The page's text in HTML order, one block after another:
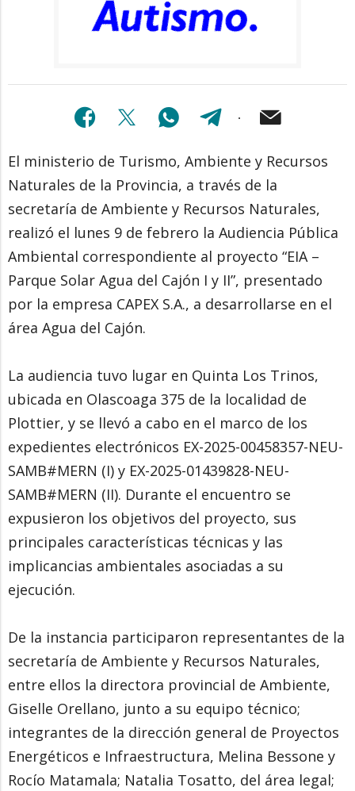
El ministerio de Turismo, Ambiente y Recursos
Naturales de la Provincia, a través de la
secretaría de Ambiente y Recursos Naturales,
realizó el lunes 9 de febrero la Audiencia Pública
Ambiental correspondiente al proyecto “EIA –
Parque Solar Agua del Cajón I y II”, presentado
por la empresa CAPEX S.A., a desarrollarse en el
área Agua del Cajón.
La audiencia tuvo lugar en Quinta Los Trinos,
ubicada en Olascoaga 375 de la localidad de
Plottier, y se llevó a cabo en el marco de los
expedientes electrónicos EX-2025-00458357-NEU-
SAMB#MERN (I) y EX-2025-01439828-NEU-
SAMB#MERN (II). Durante el encuentro se
expusieron los objetivos del proyecto, sus
principales características técnicas y las
implicancias ambientales asociadas a su
ejecución.
De la instancia participaron representantes de la
secretaría de Ambiente y Recursos Naturales,
entre ellos la directora provincial de Ambiente,
Giselle Orellano, junto a su equipo técnico;
integrantes de la dirección general de Proyectos
Energéticos e Infraestructura, Melina Bessone y
Rocío Matamala; Natalia Tosatto, del área legal;